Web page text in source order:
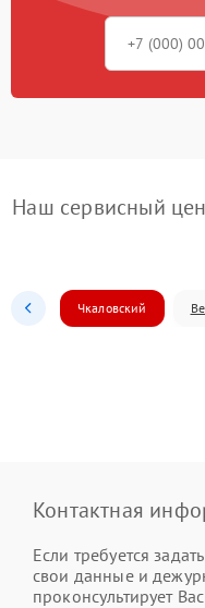
Наш сервисный
Чкаловский
Контактная
Если требуется
свои данные и
проконсультирует